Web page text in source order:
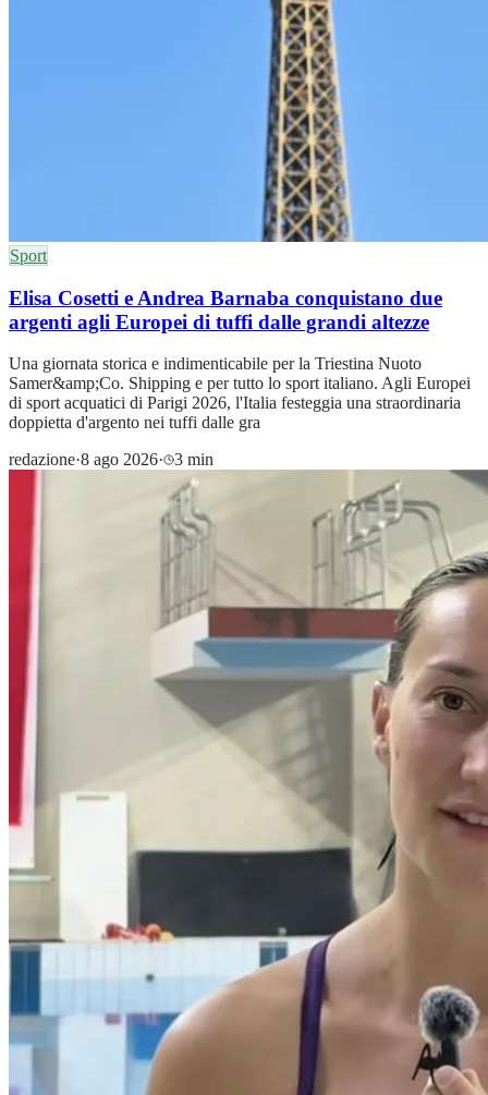
Sport
Elisa Cosetti e Andrea Barnaba conquistano due
argenti agli Europei di tuffi dalle grandi altezze
Una giornata storica e indimenticabile per la Triestina Nuoto
Samer&amp;Co. Shipping e per tutto lo sport italiano. Agli Europei
di sport acquatici di Parigi 2026, l'Italia festeggia una straordinaria
doppietta d'argento nei tuffi dalle gra
redazione·8 ago 2026· 3 min